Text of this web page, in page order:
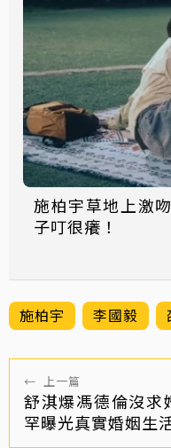
施柏宇草地上激
子叮很癢！
施柏宇 李國毅
← 上一篇
舒淇爆馮德倫沒
罕曝光真實婚姻生